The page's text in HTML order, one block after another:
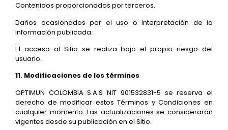
Contenidos proporcionados por terceros.
Daños ocasionados por el uso o interpretación de la
información publicada.
El acceso al Sitio se realiza bajo el propio riesgo del
usuario.
11. Modificaciones de los términos
OPTIMUN COLOMBIA S.A.S NIT 901532831-5 se reserva el
derecho de modificar estos Términos y Condiciones en
cualquier momento. Las actualizaciones se considerarán
vigentes desde su publicación en el Sitio.